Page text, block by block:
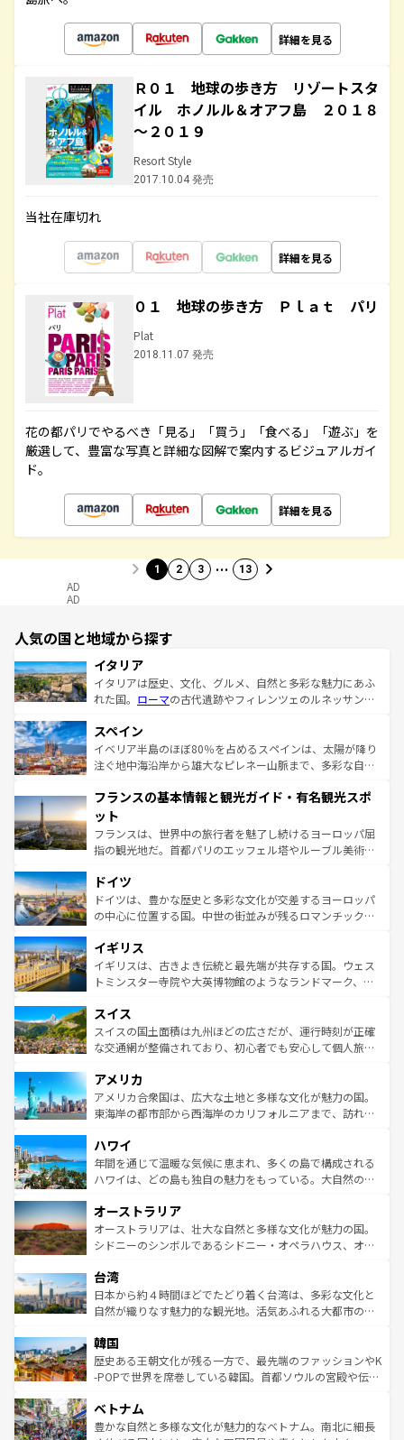
詳細を見る
Ｒ０１ 地球の歩き方 リゾートスタ
イル ホノルル＆オアフ島 ２０１８
～２０１９
Resort Style
2017.10.04 発売
当社在庫切れ
詳細を見る
０１ 地球の歩き方 Ｐｌａｔ パリ
Plat
2018.11.07 発売
花の都パリでやるべき「見る」「買う」「食べる」「遊ぶ」を
厳選して、豊富な写真と詳細な図解で案内するビジュアルガイ
ド。
詳細を見る
1 2 3 … 13
AD
AD
人気の国と地域から探す
イタリア
イタリアは歴史、文化、グルメ、自然と多彩な魅力にあふ
れた国。 ローマの古代遺跡やフィレンツェのルネッサンス
ろん、トスカーナの美しい田園風景やアマルフィ海岸の絶
景など、自然景観も見逃せない。観光の合間には、本場の
ピザやパスタなど、絶品のイタリア料理を堪能することも
ませてくれるイタリアで、忘れられない旅をしてみよう！
なお、新着のイタリア情報は
しい。
スペイン
イベリア半島のほぼ80％を占めるスペインは、太陽が降り
注ぐ地中海沿岸から雄大なピレネー山脈まで、多彩な自然
文化が根付くこの国では、情熱的なフラメンコ、熱気あふ
れる闘牛、そして美味しいタパスが生活の一部となってい
る。首都マドリードの洗練された雰囲気や、バルセロナの
アートに溢れた街角から、地方では古代ローマ遺跡や中世
せる。地方によって風土や気候が異なるスペインはその個
性で訪れる人を魅了する。 なお、新着のスペイン情報は コ
ンテンツ一覧を参照してほしい。
フランスの基本情報と観光ガイド・有名観光スポ
ット
フランスは、世界中の旅行者を魅了し続けるヨーロッパ屈
指の観光地だ。首都パリのエッフェル塔やルーブル美術館
で、幅広い魅力が詰まっている。華麗な宮殿、歴史的な大
聖堂、美しいビーチ、そして豊かな自然が、訪れる者を心
から魅了する。また、フランスは美食の国としても知ら
いる。シャンパンの発祥地であるランス、プロヴァンスの
香り高いラベンダー畑など、多彩な楽しみ方が可能だ。さ
らに、パリ以外の地域にも魅力が溢れており、どの街角に
れる地方に足を運ぶとそれぞれで全く異なる文化を体験で
きるだろう。 なお、新着のフランス情報はコンテンツ一覧
を参照してほしい。
ドイツ
ドイツは、豊かな歴史と多彩な文化が交差するヨーロッパ
の中心に位置する国。中世の街並みが残るロマンチック街
顔を持つこの国は、どこを歩いても飽きることがない。ベ
ルリンの文化的活気、バイエルン州のアルプスの絶景、そ
してライン川沿いのワイン畑といった風景は必見。ビール
は、お酒好きな人にはぜひ体験してほしい。 なお、新着の
ドイツ情報はコンテンツ一覧を参照してほしい。
イギリス
イギリスは、古きよき伝統と最先端が共存する国。ウェス
トミンスター寺院や大英博物館のようなランドマーク、歴
リアごとに異なる魅力がある。また、優雅なアフタヌーン
ティー、ビール好きにはたまらない英国パブ、サッカー観
戦など、本場だからこそできる体験も豊富。イギリスを旅
ンツ一覧を参照してほしい。
スイス
スイスの国土面積は九州ほどの広さだが、運行時刻が正確
な交通網が整備されており、初心者でも安心して個人旅行
の建物がそのまま残る町や、スイスならではのユニークな
博物館もあり、アルプス観光だけでなく町歩きも満喫する
ことができる。国民の所得が高いため物価も高いが、旅行
ば市内交通費無料で観光を楽しむこともできる。 なお、新
着のスイス情報はコンテンツ一覧 を参照してほしい。
アメリカ
アメリカ合衆国は、広大な土地と多様な文化が魅力の国。
東海岸の都市部から西海岸のカリフォルニアまで、訪れる
のような巨大都市は、観光、ショッピング、エンターテイ
ンメントが詰まった刺激的なスポットだ。一方、アメリカ
西部には大自然が広がり、グランドキャニオンやイエロー
部のニューオーリンズでは、音楽と美食が融合した独特の
文化が魅力。旅行者はアメリカの各地域で異なる魅力を楽
しみながら、その多様性と豊かな歴史を感じることができ
ならではの贅沢な旅のスタイルだ。 なお、新着のアメリカ
情報はコンテンツ一覧を参照してほしい。
ハワイ
年間を通じて温暖な気候に恵まれ、多くの島で構成される
ハワイは、どの島も独自の魅力をもっている。大自然の神
ワイ島は見逃せない。また、定番の観光地といえばオアフ
島だが、静かな自然を求めるならマウイ島やカウアイ島が
おすすめ。エメラルドグリーンに輝く海をはじめ、豊かな
れるおもてなしの心で訪れる人々を迎えてくれるハワイの
人々、おいしいローカルフードやハワイアンミュージッ
ク、伝統的なフラダンスなど、すべてがハワイの魅力を彩
ワイを、存分に味わってほしい。 なお、新着のハワイ情報
はコンテンツ一覧を参照してほしい。
オーストラリア
オーストラリアは、壮大な自然と多様な文化が魅力の国。
シドニーのシンボルであるシドニー・オペラハウス、オー
リアリーフや大陸中央部にそびえるウルル（エアーズロッ
ク）、タスマニアの美しい原生林やケアンズの熱帯雨林な
ど、見どころがたくさん。また、カフェやワイン、オージ
いる。アクティビティも充実しており、サーフィンやダイ
ビング、ハイキングなど、アウトドア好きにはたまらな
い。オーストラリアの多彩な魅力を存分に味わいつくそ
参照してほしい。
台湾
日本から約４時間ほどでたどり着く台湾は、多彩な文化と
自然が織りなす魅力的な観光地。活気あふれる大都市の台
ン）、静ひつな山岳地帯である台湾東部など、都市の喧騒
と山間の静けさが共存しており、訪れる人に新しい発見と
驚きをもたらしてくれる。また、奥深い台湾の食文化も魅
容にもいいと評判のスイーツなど、バラエティ豊かな料理
が味わえる。 なお、新着の台湾情報は コンテンツ一覧を参
韓国
歴史ある王朝文化が残る一方で、最先端のファッションやK
-POPで世界を席巻している韓国。首都ソウルの宮殿や伝統
き、地方に足を延ばせば四季折々の自然美を楽しむことが
できる。そして、キムチや焼肉、絶品のストリートフード
ベトナム
豊かな自然と多様な文化が魅力的なベトナム。南北に細長